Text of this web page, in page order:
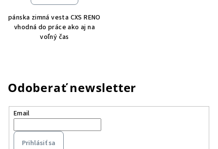
pánska zimná vesta CXS RENO
vhodná do práce ako aj na
voľný čas
Odoberať newsletter
Email
Prihlásiť sa